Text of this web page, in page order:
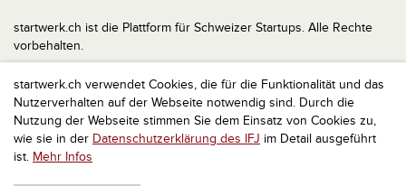
startwerk.ch verwendet Cookies, die für die Funktionalität und das
Nutzerverhalten auf der Webseite notwendig sind. Durch die
Nutzung der Webseite stimmen Sie dem Einsatz von Cookies zu,
wie sie in der Datenschutzerklärung des IFJ im Detail ausgeführt
ist. Mehr Infos
startwerk.ch ist die Plattform für Schweizer Startups. Alle Rechte
vorbehalten.
Impressum
Kontakt
nach oben